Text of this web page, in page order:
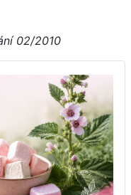
02/2010